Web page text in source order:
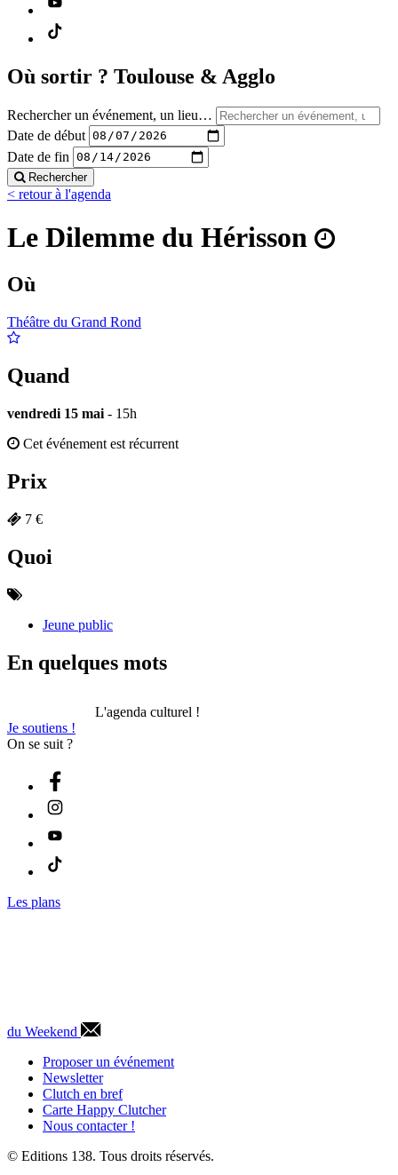
Où sortir ? Toulouse & Agglo
Rechercher un événement, un lieu…
Date de début
Date de fin
Rechercher
< retour à l'agenda
Le Dilemme du Hérisson
Où
Théâtre du Grand Rond
Quand
vendredi 15 mai - 15h
Cet événement est récurrent
Prix
7 €
Quoi
Jeune public
En quelques mots
L'agenda culturel !
Je soutiens !
On se suit ?
Les plans
du Weekend
Proposer un événement
Newsletter
Clutch en bref
Carte Happy Clutcher
Nous contacter !
© Editions 138. Tous droits réservés.